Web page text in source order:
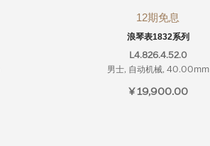
12期免息
浪琴表1832系列
L4.826.4.52.0
男士, 自动机械, 40.00mm
¥ 19,900.00